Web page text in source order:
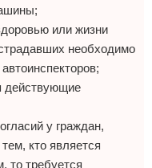
или жизни
необходимо
действующие
у граждан,
кто является
то требуется